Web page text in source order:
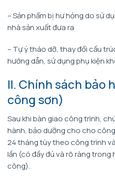
– Sản phẩm bị hư hỏng do sử
nhà sản xuất đưa ra
– Tự ý tháo dỡ, thay đổi cấu
hướng dẫn, sử dụng phụ kiện
II. Chính sách bảo
công sơn)
Sau khi bàn giao công trình,
hành, bảo dưỡng cho cho
24 tháng tùy theo công trình
lần (có đầy đủ và rõ ràng
công).